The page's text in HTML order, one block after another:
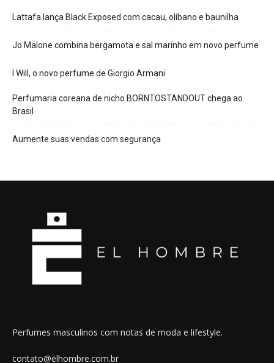
Lattafa lança Black Exposed com cacau, olíbano e baunilha
Jo Malone combina bergamota e sal marinho em novo perfume
I Will, o novo perfume de Giorgio Armani
Perfumaria coreana de nicho BORNTOSTANDOUT chega ao
Brasil
Aumente suas vendas com segurança
Perfumes masculinos com notas de moda e lifestyle.
contato@elhombre.com.br